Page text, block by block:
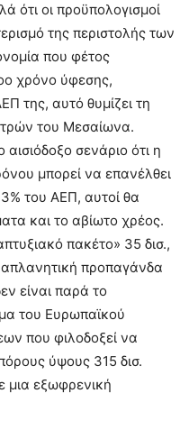
ότι οι προϋπολογισμοί
της περιστολής των
που φέτος
χρόνο ύφεσης,
της, αυτό θυμίζει τη
του Μεσαίωνα.
αισιόδοξο σενάριο ότι η
μπορεί να επανέλθει
του ΑΕΠ, αυτοί θα
και το αβίωτο χρέος.
πακέτο» 35 δισ.,
προπαγάνδα
είναι παρά το
του Ευρωπαϊκού
που φιλοδοξεί να
ύψους 315 δισ.
μια εξωφρενική